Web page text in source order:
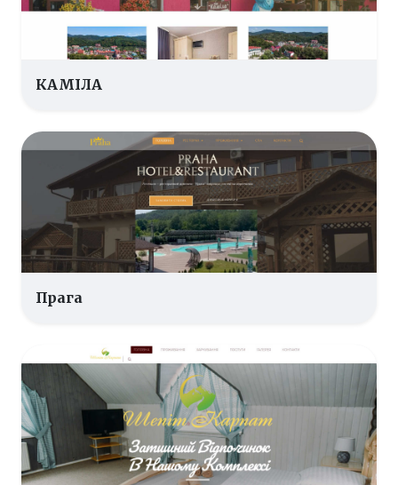
КАМІЛА
Прага